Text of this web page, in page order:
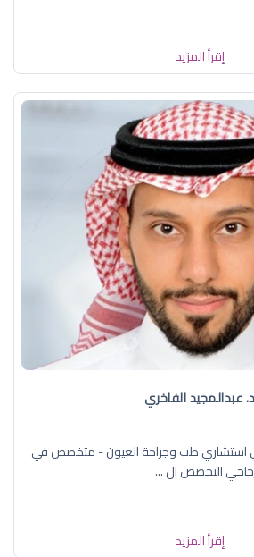
إقرأ المزيد
د. عبدالمجيد الفاخري
استشاري طب وجراحة العيون - متخصص في
التخصص ال ...
إقرأ المزيد